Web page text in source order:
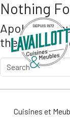
Skip to main content
Nothing
Apologies,
the
Cuisines et